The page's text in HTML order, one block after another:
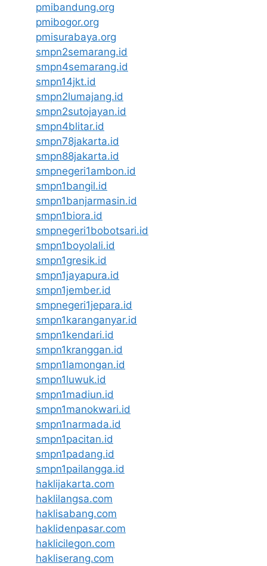
pmibandung.org
pmibogor.org
pmisurabaya.org
smpn2semarang.id
smpn4semarang.id
smpn14jkt.id
smpn2lumajang.id
smpn2sutojayan.id
smpn4blitar.id
smpn78jakarta.id
smpn88jakarta.id
smpnegeri1ambon.id
smpn1bangil.id
smpn1banjarmasin.id
smpn1biora.id
smpnegeri1bobotsari.id
smpn1boyolali.id
smpn1gresik.id
smpn1jayapura.id
smpn1jember.id
smpnegeri1jepara.id
smpn1karanganyar.id
smpn1kendari.id
smpn1kranggan.id
smpn1lamongan.id
smpn1luwuk.id
smpn1madiun.id
smpn1manokwari.id
smpn1narmada.id
smpn1pacitan.id
smpn1padang.id
smpn1pailangga.id
haklijakarta.com
haklilangsa.com
haklisabang.com
haklidenpasar.com
haklicilegon.com
hakliserang.com